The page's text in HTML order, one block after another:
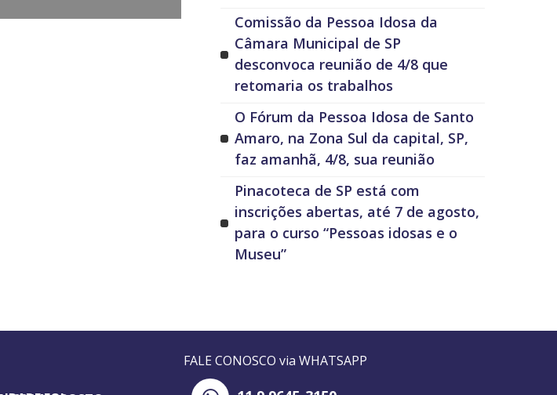
Comissão da Pessoa Idosa da
Câmara Municipal de SP
desconvoca reunião de 4/8 que
retomaria os trabalhos
O Fórum da Pessoa Idosa de Santo
Amaro, na Zona Sul da capital, SP,
faz amanhã, 4/8, sua reunião
Pinacoteca de SP está com
inscrições abertas, até 7 de agosto,
para o curso “Pessoas idosas e o
Museu”
FALE CONOSCO via WHATSAPP